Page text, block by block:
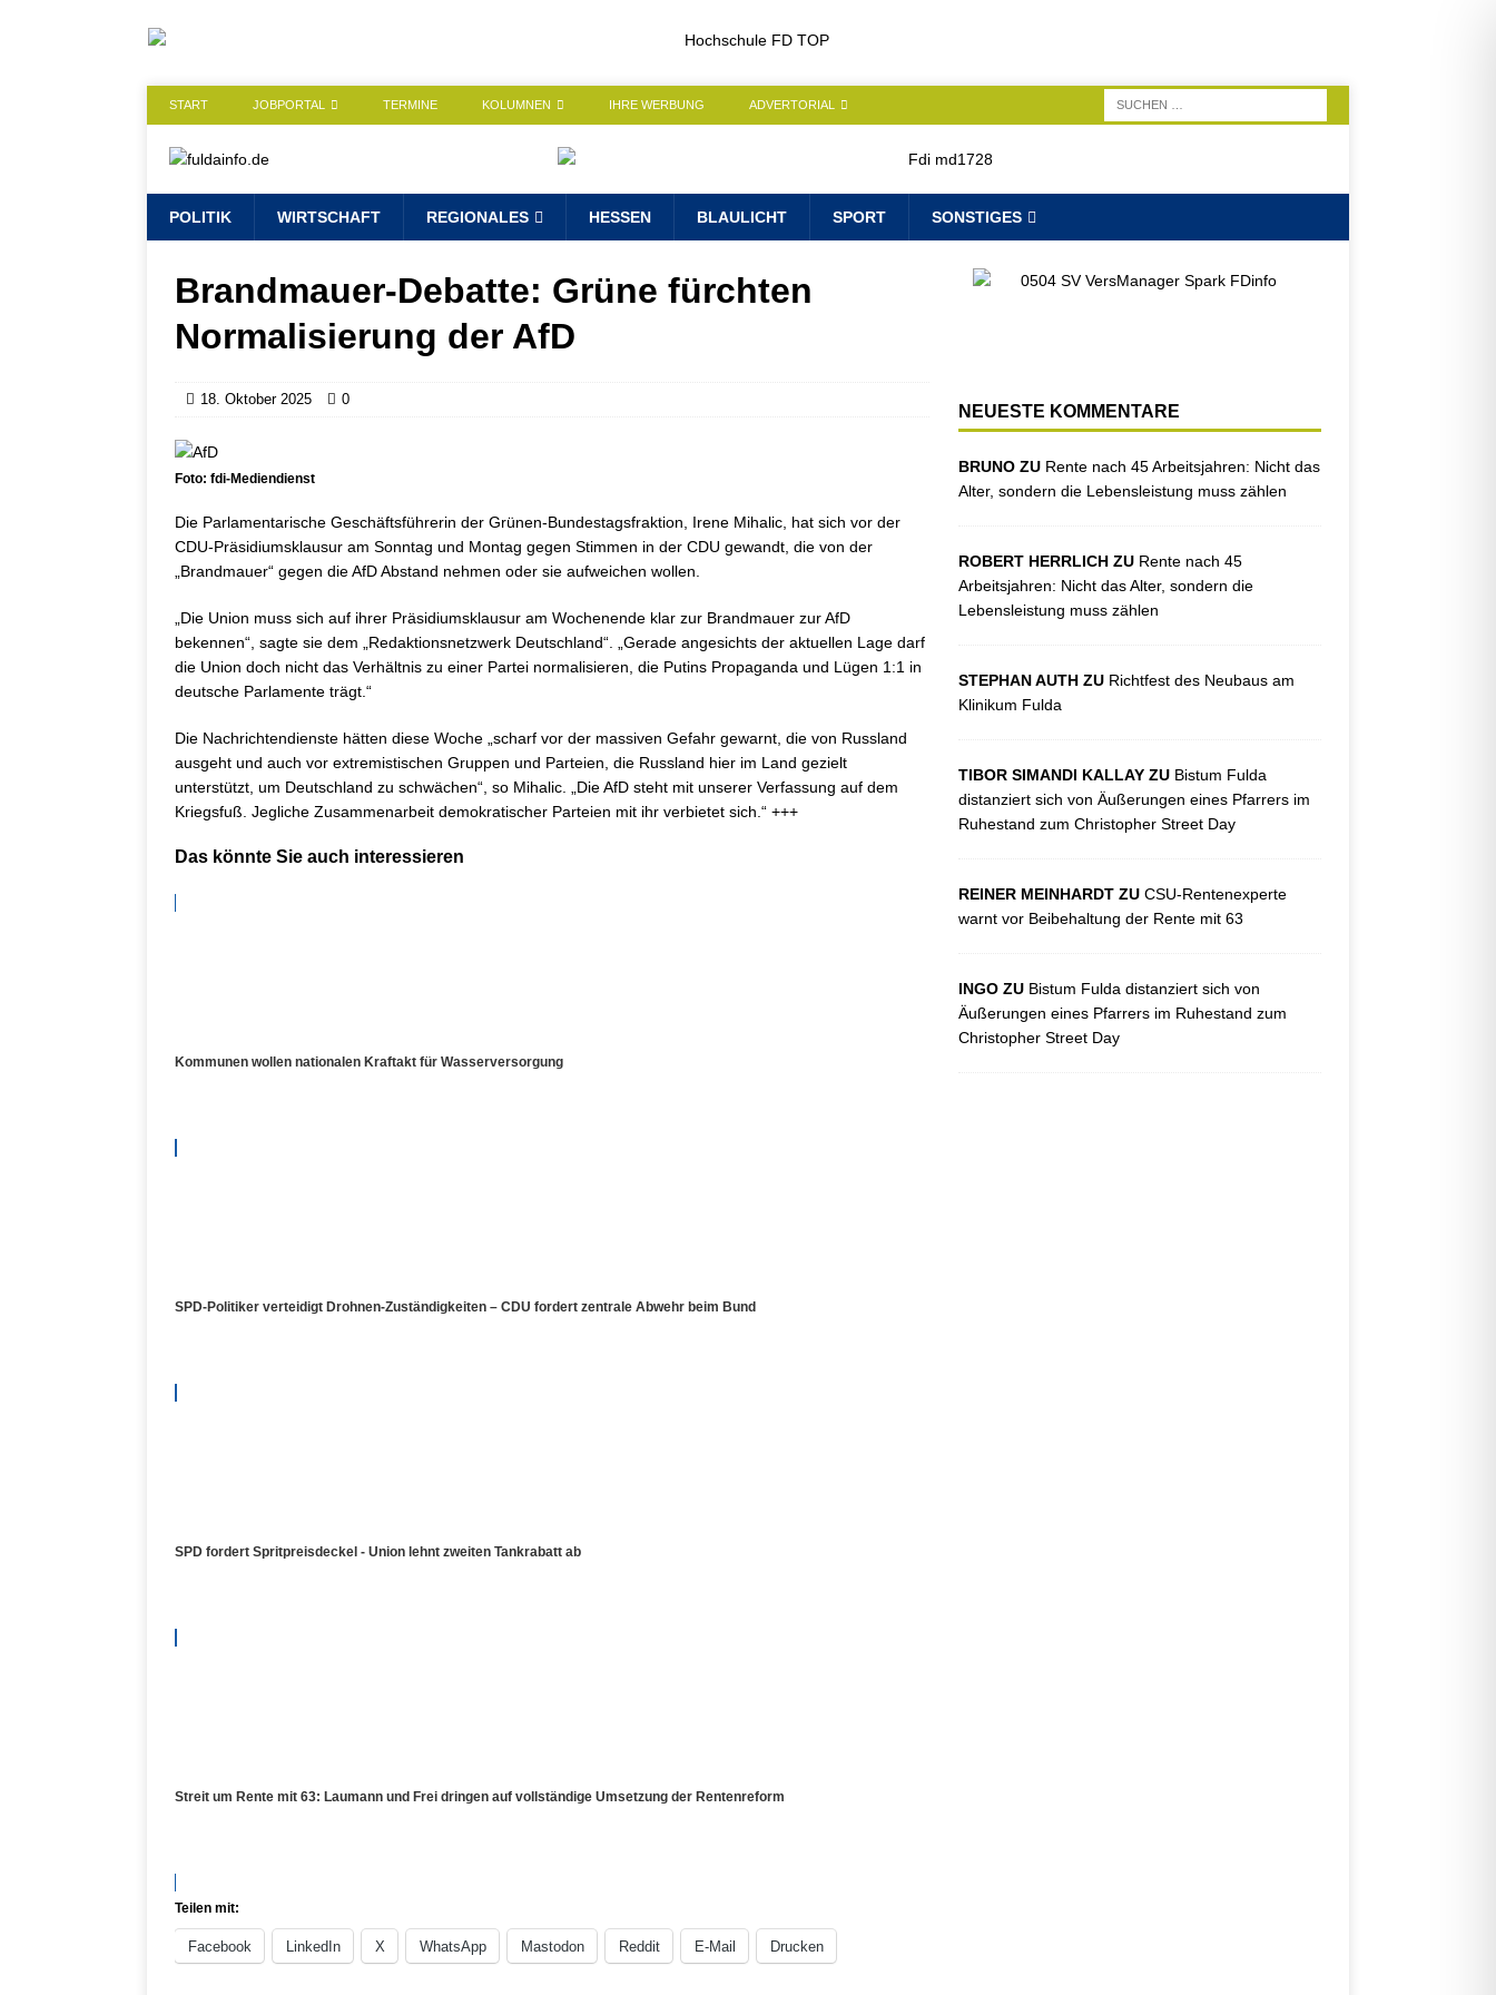
START JOBPORTAL TERMINE KOLUMNEN IHRE WERBUNG ADVERTORIAL
POLITIK WIRTSCHAFT REGIONALES HESSEN BLAULICHT SPORT SONSTIGES
Brandmauer-Debatte: Grüne fürchten
Normalisierung der AfD
18. Oktober 2025 0
Foto: fdi-Mediendienst
Die Parlamentarische Geschäftsführerin der Grünen-Bundestagsfraktion, Irene Mihalic, hat sich vor der
CDU-Präsidiumsklausur am Sonntag und Montag gegen Stimmen in der CDU gewandt, die von der
„Brandmauer“ gegen die AfD Abstand nehmen oder sie aufweichen wollen.
„Die Union muss sich auf ihrer Präsidiumsklausur am Wochenende klar zur Brandmauer zur AfD
bekennen“, sagte sie dem „Redaktionsnetzwerk Deutschland“. „Gerade angesichts der aktuellen Lage darf
die Union doch nicht das Verhältnis zu einer Partei normalisieren, die Putins Propaganda und Lügen 1:1 in
deutsche Parlamente trägt.“
Die Nachrichtendienste hätten diese Woche „scharf vor der massiven Gefahr gewarnt, die von Russland
ausgeht und auch vor extremistischen Gruppen und Parteien, die Russland hier im Land gezielt
unterstützt, um Deutschland zu schwächen“, so Mihalic. „Die AfD steht mit unserer Verfassung auf dem
Kriegsfuß. Jegliche Zusammenarbeit demokratischer Parteien mit ihr verbietet sich.“ +++
Das könnte Sie auch interessieren
Kommunen wollen nationalen Kraftakt für Wasserversorgung
SPD-Politiker verteidigt Drohnen-Zuständigkeiten – CDU fordert zentrale Abwehr beim Bund
SPD fordert Spritpreisdeckel - Union lehnt zweiten Tankrabatt ab
Streit um Rente mit 63: Laumann und Frei dringen auf vollständige Umsetzung der Rentenreform
Teilen mit:
Facebook LinkedIn X WhatsApp Mastodon Reddit E-Mail Drucken
NEUESTE KOMMENTARE
BRUNO ZU Rente nach 45 Arbeitsjahren: Nicht das
Alter, sondern die Lebensleistung muss zählen
ROBERT HERRLICH ZU Rente nach 45
Arbeitsjahren: Nicht das Alter, sondern die
Lebensleistung muss zählen
STEPHAN AUTH ZU Richtfest des Neubaus am
Klinikum Fulda
TIBOR SIMANDI KALLAY ZU Bistum Fulda
distanziert sich von Äußerungen eines Pfarrers im
Ruhestand zum Christopher Street Day
REINER MEINHARDT ZU CSU-Rentenexperte
warnt vor Beibehaltung der Rente mit 63
INGO ZU Bistum Fulda distanziert sich von
Äußerungen eines Pfarrers im Ruhestand zum
Christopher Street Day